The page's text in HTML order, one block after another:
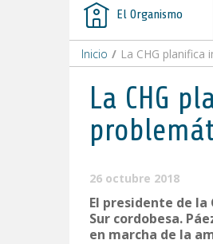
El Organismo
Inicio / La CHG
La CHG
26 octubre 2018
El presidente de
Sur cordobesa.
en marcha de la